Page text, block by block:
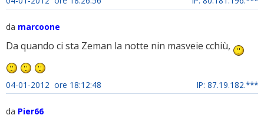
da marcoone
Da quando ci sta Zeman la notte nin masveie cchiù,
04-01-2012 ore 18:12:48 IP: 87.19.182.***
da Pier66